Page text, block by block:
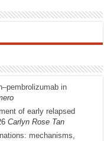
in
of early relapsed
Carlyn Rose Tan
mechanisms,